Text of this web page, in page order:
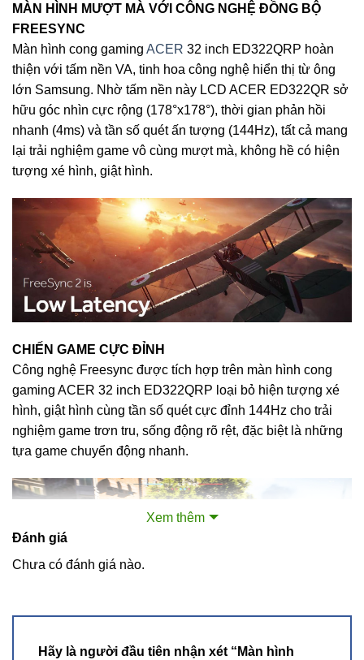
MÀN HÌNH MƯỢT MÀ VỚI CÔNG NGHỆ ĐỒNG BỘ
FREESYNC
Màn hình cong gaming ACER 32 inch ED322QRP hoàn
thiện với tấm nền VA, tinh hoa công nghệ hiển thị từ ông
lớn Samsung. Nhờ tấm nền này LCD ACER ED322QR sở
hữu góc nhìn cực rộng (178°x178°), thời gian phản hồi
nhanh (4ms) và tần số quét ấn tượng (144Hz), tất cả mang
lại trải nghiệm game vô cùng mượt mà, không hề có hiện
tượng xé hình, giật hình.
CHIẾN GAME CỰC ĐỈNH
Công nghệ Freesync được tích hợp trên màn hình cong
gaming ACER 32 inch ED322QRP loại bỏ hiện tượng xé
hình, giật hình cùng tần số quét cực đỉnh 144Hz cho trải
nghiệm game trơn tru, sống động rõ rệt, đặc biệt là những
tựa game chuyển động nhanh.
KHUNG HÌNH HOÀN HẢO
Xem thêm
Đánh giá
Chưa có đánh giá nào.
Hãy là người đầu tiên nhận xét “Màn hình